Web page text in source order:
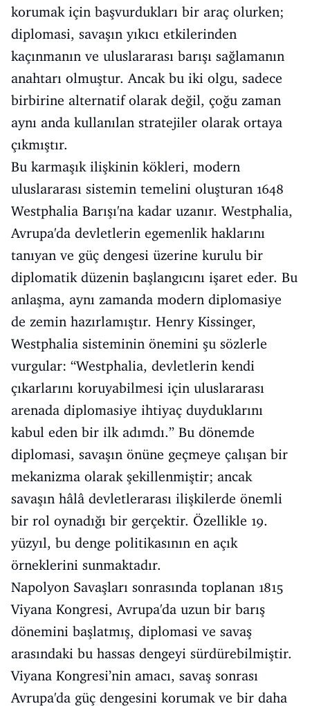
korumak için başvurdukları bir araç olurken;
diplomasi, savaşın yıkıcı etkilerinden
kaçınmanın ve uluslararası barışı sağlamanın
anahtarı olmuştur. Ancak bu iki olgu, sadece
birbirine alternatif olarak değil, çoğu zaman
aynı anda kullanılan stratejiler olarak ortaya
çıkmıştır.
Bu karmaşık ilişkinin kökleri, modern
uluslararası sistemin temelini oluşturan 1648
Westphalia Barışı'na kadar uzanır. Westphalia,
Avrupa'da devletlerin egemenlik haklarını
tanıyan ve güç dengesi üzerine kurulu bir
diplomatik düzenin başlangıcını işaret eder. Bu
anlaşma, aynı zamanda modern diplomasiye
de zemin hazırlamıştır. Henry Kissinger,
Westphalia sisteminin önemini şu sözlerle
vurgular: “Westphalia, devletlerin kendi
çıkarlarını koruyabilmesi için uluslararası
arenada diplomasiye ihtiyaç duyduklarını
kabul eden bir ilk adımdı.” Bu dönemde
diplomasi, savaşın önüne geçmeye çalışan bir
mekanizma olarak şekillenmiştir; ancak
savaşın hâlâ devletlerarası ilişkilerde önemli
bir rol oynadığı bir gerçektir. Özellikle 19.
yüzyıl, bu denge politikasının en açık
örneklerini sunmaktadır.
Napolyon Savaşları sonrasında toplanan 1815
Viyana Kongresi, Avrupa'da uzun bir barış
dönemini başlatmış, diplomasi ve savaş
arasındaki bu hassas dengeyi sürdürebilmiştir.
Viyana Kongresi’nin amacı, savaş sonrası
Avrupa'da güç dengesini korumak ve bir daha